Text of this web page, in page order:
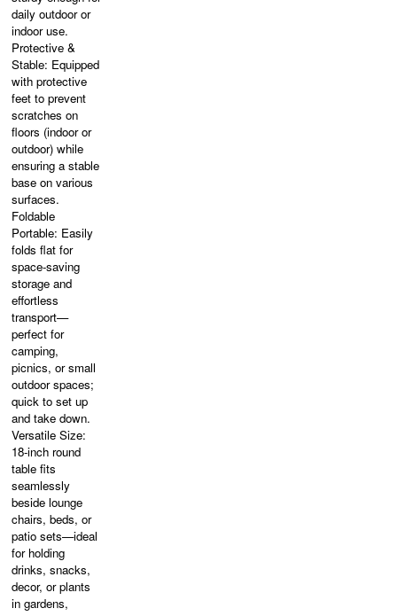
daily outdoor or
indoor use.
Protective &
Stable: Equipped
with protective
feet to prevent
scratches on
floors (indoor or
outdoor) while
ensuring a stable
base on various
surfaces.
Foldable
Portable: Easily
folds flat for
space-saving
storage and
effortless
transport—
perfect for
camping,
picnics, or small
outdoor spaces;
quick to set up
and take down.
Versatile Size:
18-inch round
table fits
seamlessly
beside lounge
chairs, beds, or
patio sets—ideal
for holding
drinks, snacks,
decor, or plants
in gardens,